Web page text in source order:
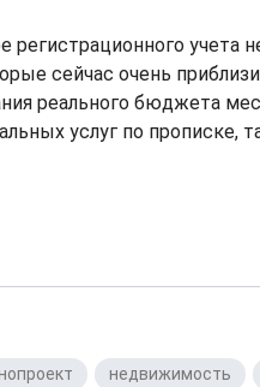
регистрационного учета
сейчас очень
реального бюджета
услуг по прописке,
недвижимость